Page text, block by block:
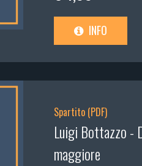
INFO
Spartito (PDF)
Luigi Bottazzo -
maggiore